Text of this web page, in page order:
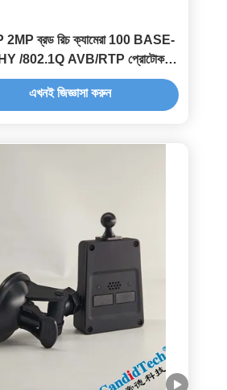
ব্রড রিচ ক্যামেরা 100 BASE-
/802.1Q AVB/RTP প্রোটোকল
OEM কোয়ালিটি গ্রেড
এখনই জিজ্ঞাসা করুন